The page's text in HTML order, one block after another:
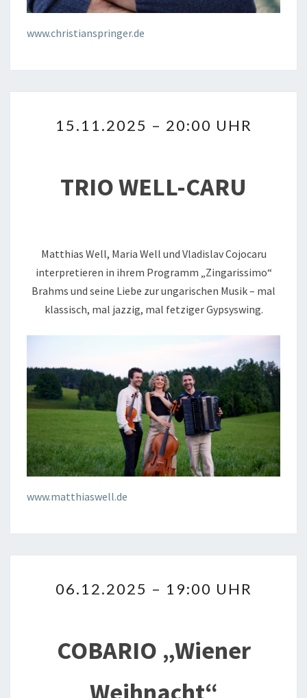
www.christianspringer.de
–
15.11.2025 – 20:00 UHR
TRIO WELL-CARU
Matthias Well, Maria Well und Vladislav Cojocaru
interpretieren in ihrem Programm „Zingarissimo“
Brahms und seine Liebe zur ungarischen Musik – mal
klassisch, mal jazzig, mal fetziger Gypsyswing.
www.matthiaswell.de
–
06.12.2025 – 19:00 UHR
COBARIO „Wiener